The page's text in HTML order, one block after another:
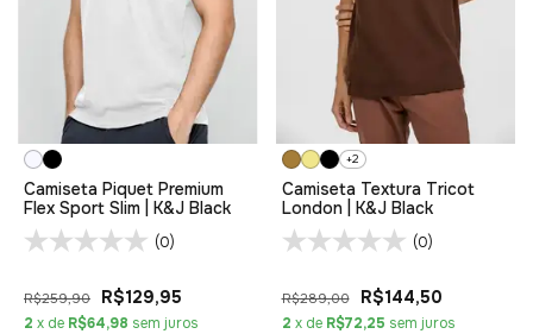
Camiseta Piquet Premium
Flex Sport Slim | K&J Black
(0)
R$259,90 R$129,95
2 x de R$64,98 sem juros
+2
Camiseta Textura Tricot
London | K&J Black
(0)
R$289,00 R$144,50
2 x de R$72,25 sem juros